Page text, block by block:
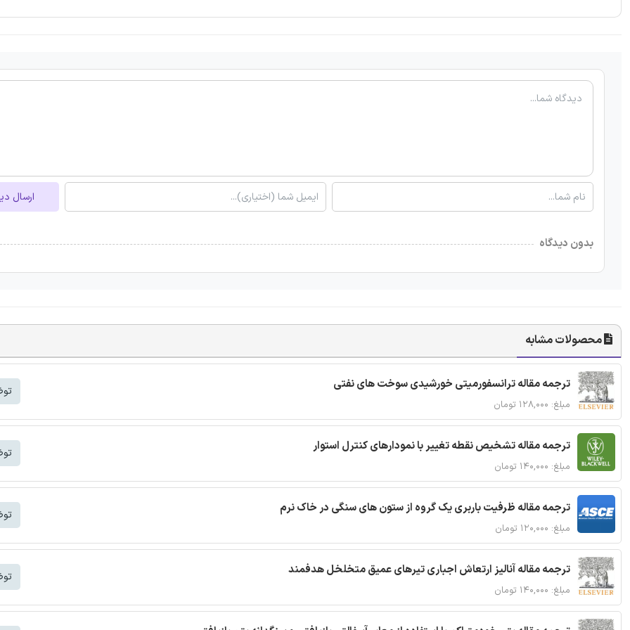
ارسال
بدون دیدگاه
محصولات مشابه
ترجمه مقاله ترانسفورمیتی خورشیدی سوخت های نفتی
مبلغ: ۱۲۸,۰۰۰ تومان
ترجمه مقاله تشخیص نقطه تغییر با نمودارهای کنترل استوار
مبلغ: ۱۴۰,۰۰۰ تومان
ترجمه مقاله ظرفیت باربری یک گروه از ستون های سنگی در خاک نرم
مبلغ: ۱۲۰,۰۰۰ تومان
ترجمه مقاله آنالیز ارتعاش اجباری تیرهای عمیق متخلخل هدفمند
مبلغ: ۱۴۰,۰۰۰ تومان